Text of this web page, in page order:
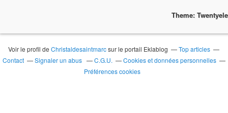
Theme:
Voir le profil deChristaldesaintmarcsur le portail Eklablog
Top articles
Contact
Signaler un abus C.G.U.
Cookies et données personnelles
Préférences cookies